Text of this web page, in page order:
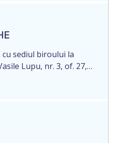
cet. DOGANIC ILIA,
certificatului de
în prealabil pentru […]
cu sediul biroului la
Lupu, nr. 3, of. 27,
GHEORGHE,
certificatului de
opțiune pentru